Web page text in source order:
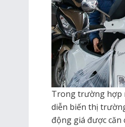
Trong trường hợp
diễn biến thị
động giá được căn